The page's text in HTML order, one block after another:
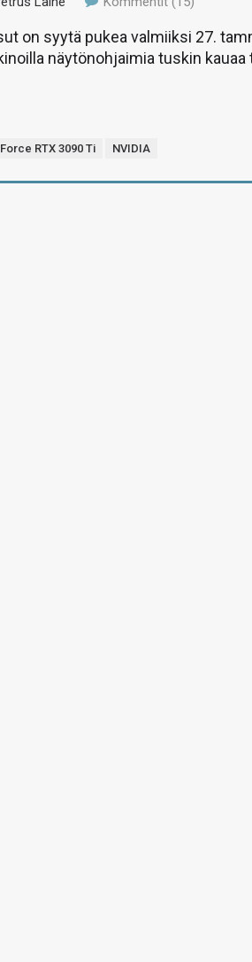
on syytä pukea valmiiksi 27.
näytönohjaimia tuskin kauaa
RTX 3090 Ti NVIDIA